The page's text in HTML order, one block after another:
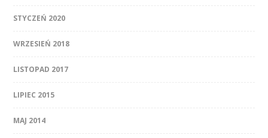
STYCZEŃ 2020
WRZESIEŃ 2018
LISTOPAD 2017
LIPIEC 2015
MAJ 2014